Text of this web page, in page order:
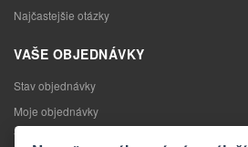
Najčastejšie otázky
VAŠE OBJEDNÁVKY
Stav objednávky
Moje objednávky
Výmena tovaru